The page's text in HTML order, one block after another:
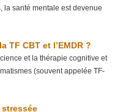
la santé mentale est devenue
TF CBT et l’EMDR ?
et la thérapie cognitive et
(souvent appelée TF-
stressée